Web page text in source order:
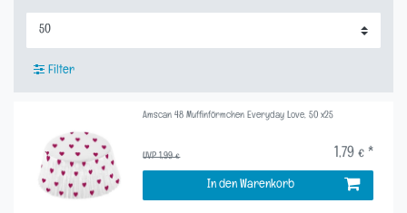
Filter
Amscan 48 Muffinförmchen Everyday Love, 50 x25
UVP 1,99 € 1,79 € *
In den Warenkorb